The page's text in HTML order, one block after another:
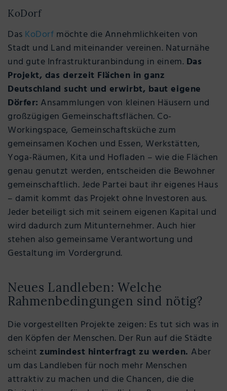
KoDorf
Das KoDorf möchte die Annehmlichkeiten von
Stadt und Land miteinander vereinen. Naturnähe
und gute Infrastrukturanbindung in einem. Das
Projekt, das derzeit Flächen in ganz
Deutschland sucht und erwirbt, baut eigene
Dörfer: Ansammlungen von kleinen Häusern und
großzügigen Gemeinschaftsflächen. Co-
Workingspace, Gemeinschaftsküche zum
gemeinsamen Kochen und Essen, Werkstätten,
Yoga-Räumen, Kita und Hofladen – wie die Flächen
genau genutzt werden, entscheiden die Bewohner
gemeinschaftlich. Jede Partei baut ihr eigenes Haus
– damit kommt das Projekt ohne Investoren aus.
Jeder beteiligt sich mit seinem eigenen Kapital und
wird dadurch zum Mitunternehmer. Auch hier
stehen also gemeinsame Verantwortung und
Gestaltung im Vordergrund.
Neues Landleben: Welche
Rahmenbedingungen sind nötig?
Die vorgestellten Projekte zeigen: Es tut sich was in
den Köpfen der Menschen. Der Run auf die Städte
scheint zumindest hinterfragt zu werden. Aber
um das Landleben für noch mehr Menschen
attraktiv zu machen und die Chancen, die die